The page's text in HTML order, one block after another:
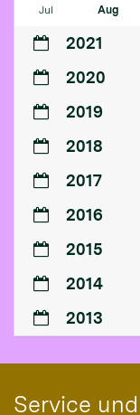
Jul Aug
2021
2020
2019
2018
2017
2016
2015
2014
2013
Service